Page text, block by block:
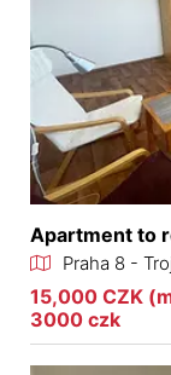
Apartment to
Praha 8 -
15,000 CZK
3000 czk